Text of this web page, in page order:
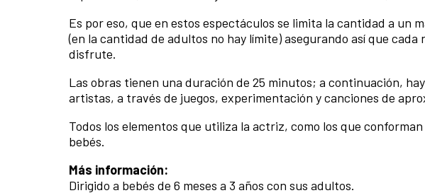
Es por eso, que en estos espectáculos se limita la cantidad a un
(en la cantidad de adultos no hay límite) asegurando así que
disfrute.
Las obras tienen una duración de 25 minutos; a continuación,
artistas, a través de juegos, experimentación y canciones de
Todos los elementos que utiliza la actriz, como los que
bebés.
Más información:
Dirigido a bebés de 6 meses a 3 años con sus adultos.